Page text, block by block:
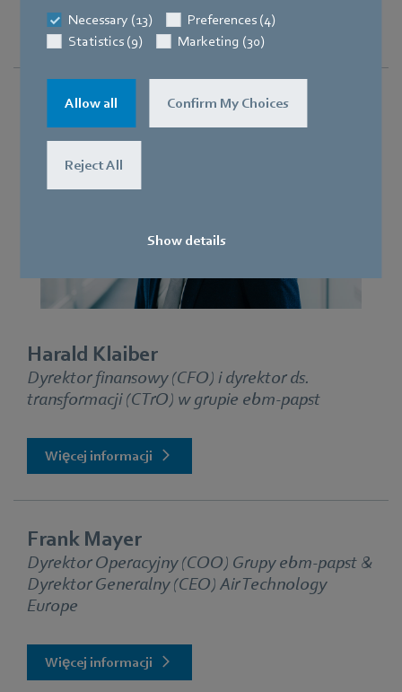
Necessary (13)
Preferences (4)
Statistics (9)
Marketing (30)
Allow all Confirm My Choices
Reject All
Show details
Harald Klaiber
Dyrektor finansowy (CFO) i dyrektor ds.
transformacji (CTrO) w grupie ebm‑papst
Więcej informacji
Frank Mayer
Dyrektor Operacyjny (COO) Grupy ebm‑papst &
Dyrektor Generalny (CEO) Air Technology
Europe
Więcej informacji